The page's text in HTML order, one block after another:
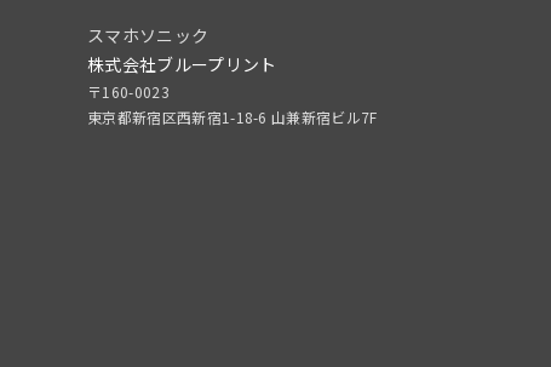
スマホソニック
株式会社ブループリント
〒160-0023
東京都新宿区西新宿1-18-6 山兼新宿ビル7F